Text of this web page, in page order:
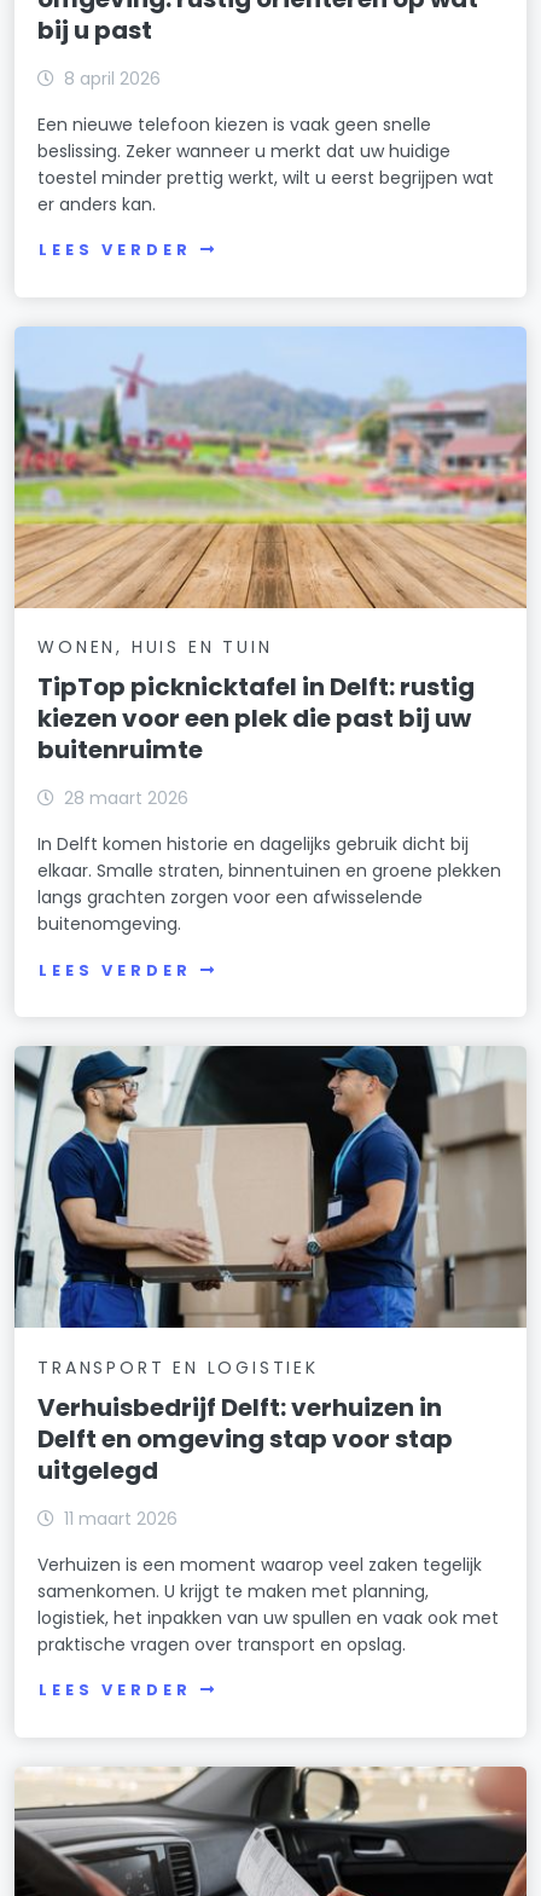
bij u past
8 april 2026
Een nieuwe telefoon kiezen is vaak geen snelle
beslissing. Zeker wanneer u merkt dat uw huidige
toestel minder prettig werkt, wilt u eerst begrijpen wat
er anders kan.
LEES VERDER
WONEN, HUIS EN TUIN
TipTop picknicktafel in Delft: rustig
kiezen voor een plek die past bij uw
buitenruimte
28 maart 2026
In Delft komen historie en dagelijks gebruik dicht bij
elkaar. Smalle straten, binnentuinen en groene plekken
langs grachten zorgen voor een afwisselende
buitenomgeving.
LEES VERDER
TRANSPORT EN LOGISTIEK
Verhuisbedrijf Delft: verhuizen in
Delft en omgeving stap voor stap
uitgelegd
11 maart 2026
Verhuizen is een moment waarop veel zaken tegelijk
samenkomen. U krijgt te maken met planning,
logistiek, het inpakken van uw spullen en vaak ook met
praktische vragen over transport en opslag.
LEES VERDER